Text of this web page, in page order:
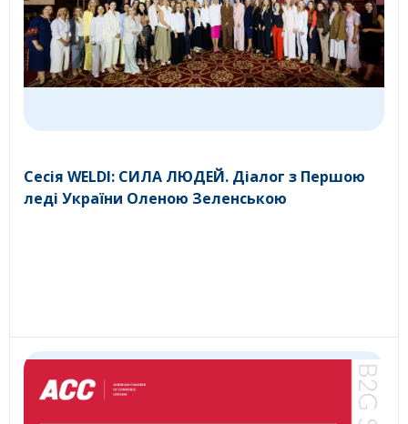
Сесія WELDI: СИЛА ЛЮДЕЙ. Діалог з Першою
леді України Оленою Зеленською